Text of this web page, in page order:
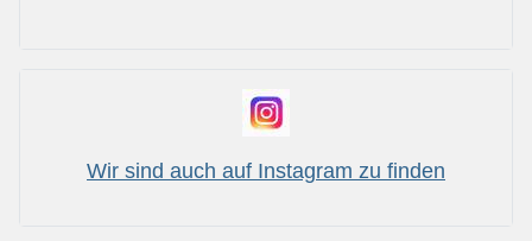
Wir sind auch auf Instagram zu finden